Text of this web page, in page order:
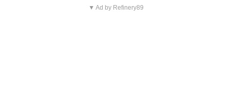
▼ Ad by Refinery89